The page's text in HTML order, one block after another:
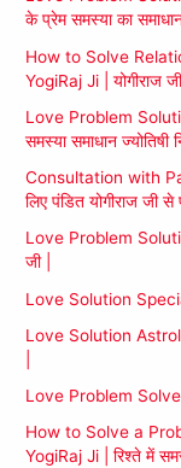
के प्रेम समस्या का समाधान
How to Solve
YogiRaj Ji | योगीराज
Love Problem
समस्या समाधान ज्योतिषी
Consultation with
लिए पंडित योगीराज जी से
Love Problem
जी |
Love Solution
Love Solution
Love Problem Solver:
How to Solve a
YogiRaj Ji | रिश्ते में